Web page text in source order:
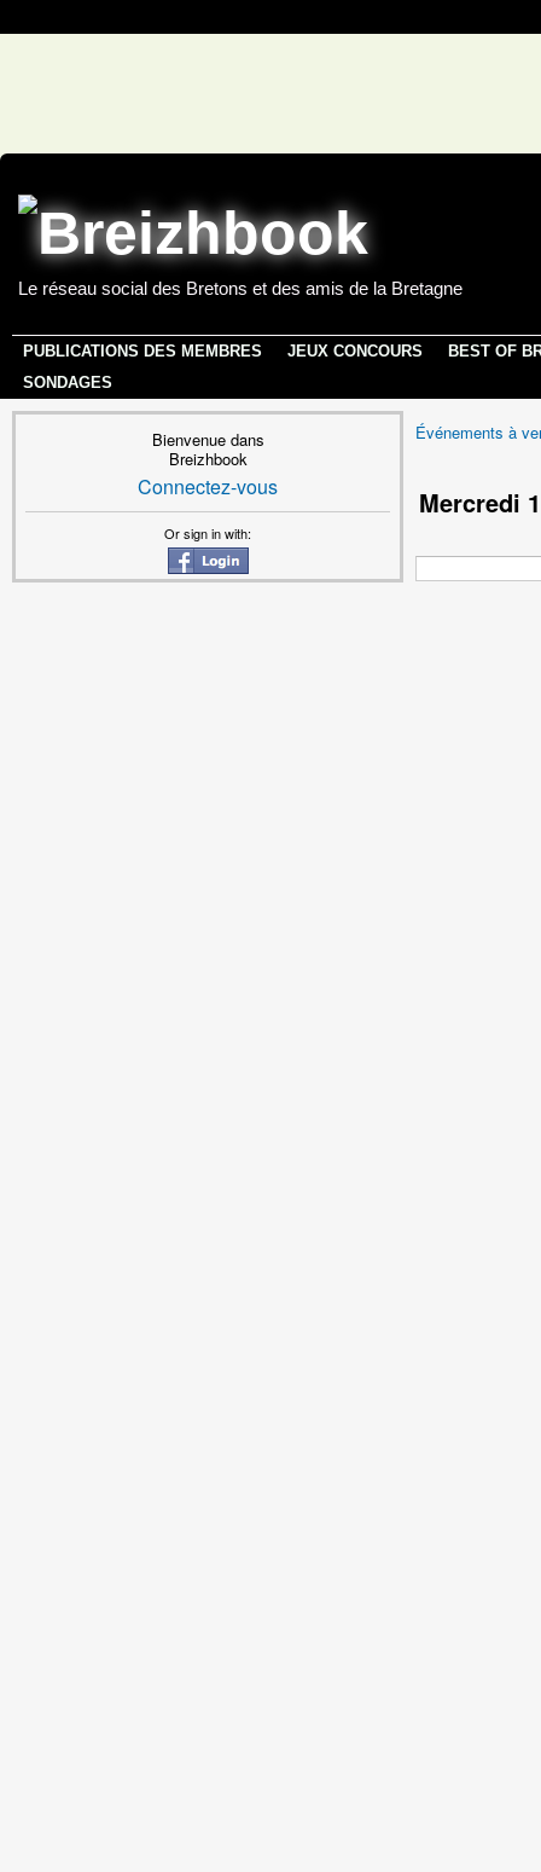
Le réseau social des Bretons et des amis de la Bretagne
PUBLICATIONS DES MEMBRES JEUX CONCOURS
BEST OF
SONDAGES
Bienvenue dans
Breizhbook
Connectez-vous
Or sign in with:
Événements à
Mercredi